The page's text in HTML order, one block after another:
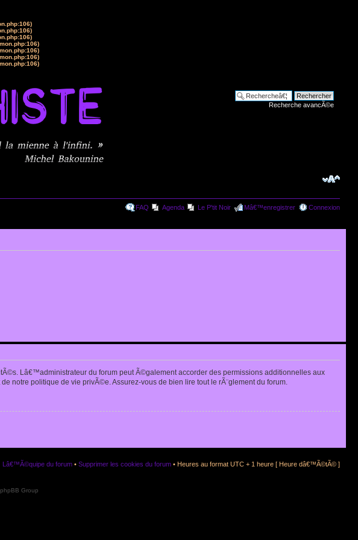
Recherche avancÃ©e
FAQ Agenda Le P'tit Noir Mâ€™enregistrer Connexion
Lâ€™administrateur du forum peut Ã©galement accorder des permissions additionnelles aux
notre politique de vie privÃ©e. Assurez-vous de bien lire tout le rÃ¨glement du forum.
Lâ€™Ã©quipe du forum • Supprimer les cookies du forum • Heures au format UTC + 1 heure [ Heure dâ€™Ã©tÃ© ]
Group